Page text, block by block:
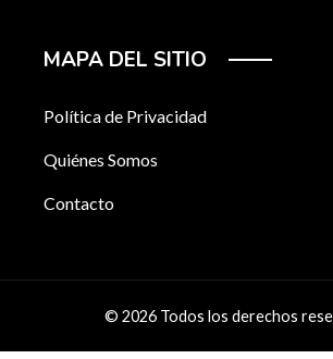
MAPA DEL SITIO
Política de Privacidad
Quiénes Somos
Contacto
© 2026 Todos los derechos